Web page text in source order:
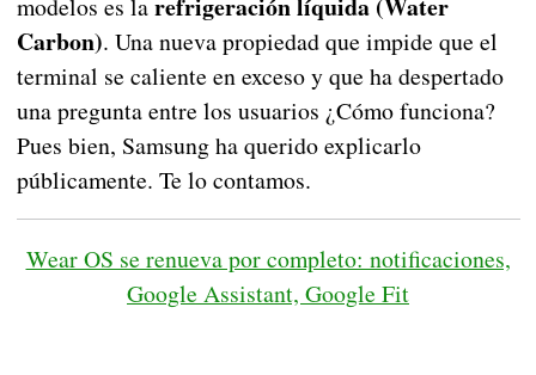
modelos es la
Carbon). Una nueva propiedad que impide que el
terminal se caliente en exceso y que ha despertado
una pregunta entre los usuarios ¿Cómo funciona?
Pues bien, Samsung ha querido explicarlo
públicamente. Te lo contamos.
Wear OS se renueva por completo: notificaciones,
Google Assistant, Google Fit